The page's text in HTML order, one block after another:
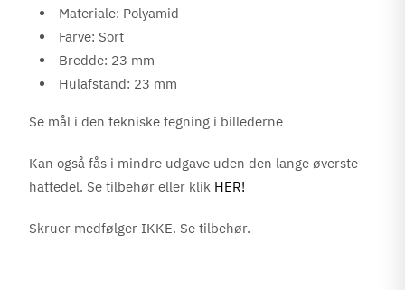
Materiale: Polyamid
Farve: Sort
Bredde: 23 mm
Hulafstand: 23 mm
Se mål i den tekniske tegning i billederne
Kan også fås i mindre udgave uden den lange øverste
hattedel. Se tilbehør eller klik HER!
Skruer medfølger IKKE. Se tilbehør.